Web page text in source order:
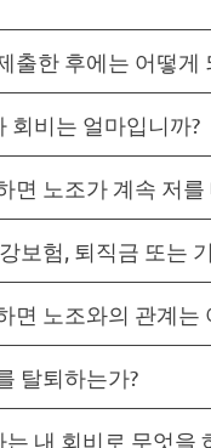
출한 후에는 어떻게
회비는 얼마입니까?
면 노조가 계속 저를
보험, 퇴직금 또는
면 노조와의 관계는
탈퇴하는가?
는 내 회비로 무엇을